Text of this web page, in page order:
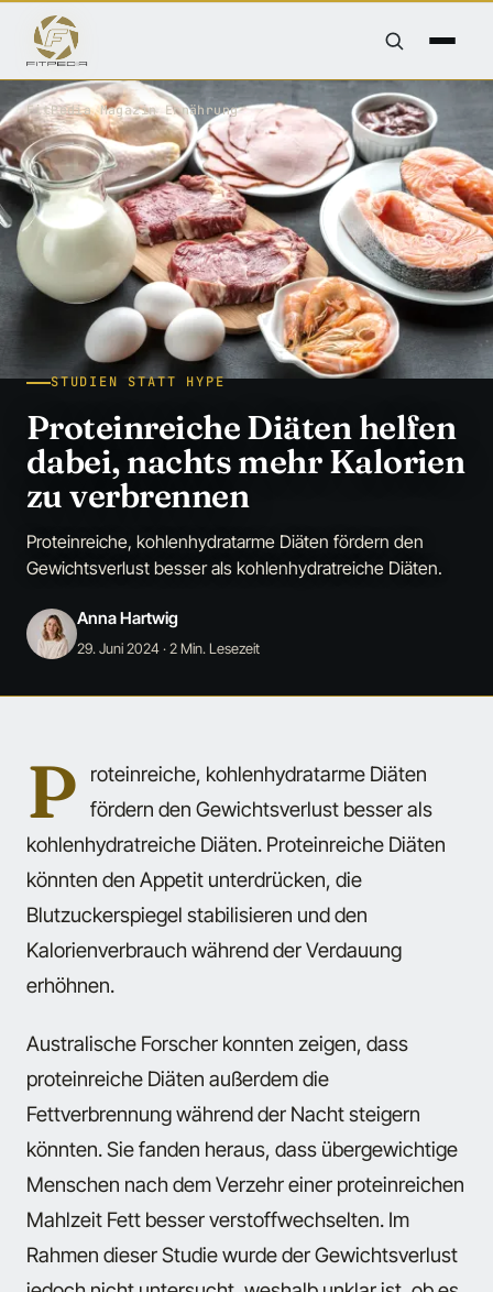
FitPedia/Magazin/ Ernährung
STUDIEN STATT HYPE
Proteinreiche Diäten helfen
dabei, nachts mehr Kalorien
zu verbrennen
Proteinreiche, kohlenhydratarme Diäten fördern den
Gewichtsverlust besser als kohlenhydratreiche Diäten.
Anna Hartwig
29. Juni 2024· 2 Min. Lesezeit
P
roteinreiche, kohlenhydratarme Diäten
fördern den Gewichtsverlust besser als
kohlenhydratreiche Diäten. Proteinreiche Diäten
könnten den Appetit unterdrücken, die
Blutzuckerspiegel stabilisieren und den
Kalorienverbrauch während der Verdauung
erhöhnen.
Australische Forscher konnten zeigen, dass
proteinreiche Diäten außerdem die
Fettverbrennung während der Nacht steigern
könnten. Sie fanden heraus, dass übergewichtige
Menschen nach dem Verzehr einer proteinreichen
Mahlzeit Fett besser verstoffwechselten. Im
Rahmen dieser Studie wurde der Gewichtsverlust